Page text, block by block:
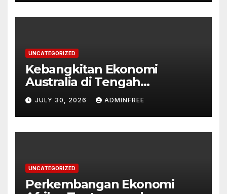
UNCATEGORIZED
Kebangkitan Ekonomi
Australia di Tengah
Tantangan Global
JULY 30, 2026 ADMINFREE
UNCATEGORIZED
Perkembangan Ekonomi